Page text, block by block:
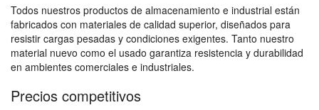
Todos nuestros productos de almacenamiento e industrial están
fabricados con materiales de calidad superior, diseñados para
resistir cargas pesadas y condiciones exigentes. Tanto nuestro
material nuevo como el usado garantiza resistencia y durabilidad
en ambientes comerciales e industriales.
Precios competitivos